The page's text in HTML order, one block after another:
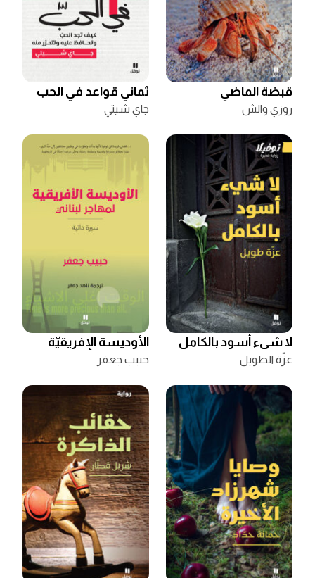
قبضة الماضي
روزي والش
ثماني قواعد في الحب
جاي شيتي
لا شيء أسود بالكامل
عزّة الطويل
الأوديسة الإفريقيّة
حبيب جعفر